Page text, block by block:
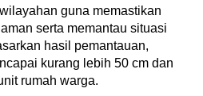
guna memastikan
serta memantau situasi
hasil pemantauan,
kurang lebih 50 cm dan
rumah warga.